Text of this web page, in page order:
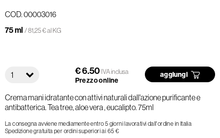
COD. 00003016
75 ml / 81,25 € al KG
1 € 6.50 IVA inclusa
Prezzo online
aggiungi
Crema mani idratante con attivi naturali dall'azione purificante e
antibatterica. Tea tree, aloe vera , eucalipto. 75ml
La consegna avviene mediamente entro 5 giorni lavorativi dall'ordine in Italia
Spedizione gratuita per ordini superiori ai 65 €